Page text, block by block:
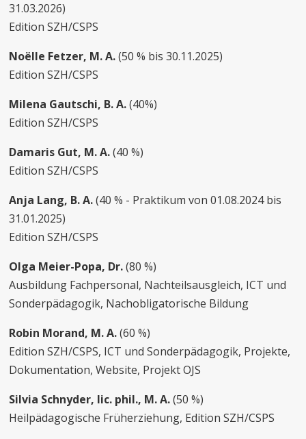
31.03.2026)
Edition SZH/CSPS
Noëlle Fetzer, M. A.(50 % bis 30.11.2025)
Edition SZH/CSPS
Milena Gautschi, B. A.(40%)
Edition SZH/CSPS
Damaris Gut, M. A.(40 %)
Edition SZH/CSPS
Anja Lang, B. A.(40 % - Praktikum von 01.08.2024 bis
31.01.2025)
Edition SZH/CSPS
Olga Meier-Popa, Dr.(80 %)
Ausbildung Fachpersonal, Nachteilsausgleich, ICT und
Sonderpädagogik, Nachobligatorische Bildung
Robin Morand, M. A.(60 %)
Edition SZH/CSPS, ICT und Sonderpädagogik, Projekte,
Dokumentation, Website, Projekt OJS
Silvia Schnyder, lic. phil., M. A.(50 %)
Heilpädagogische Früherziehung, Edition SZH/CSPS